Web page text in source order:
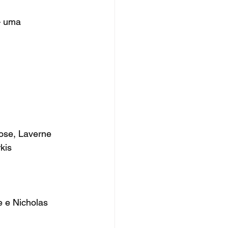
uma
Laverne
e Nicholas